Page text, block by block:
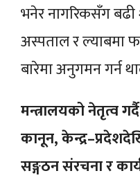
भनेर नागरिकसँग
अस्पताल र ल्याबमा
बारेमा अनुगमन गर्न
मन्त्रालयको नेतृत्व
कानून,
सङ्गठन संरचना र